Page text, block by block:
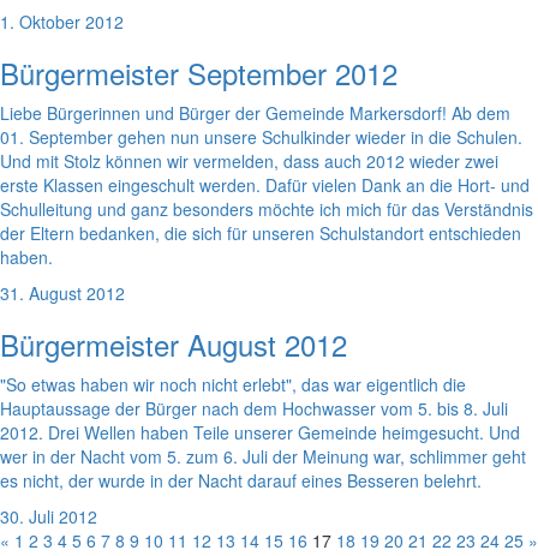
1. Oktober 2012
Bürgermeister September 2012
Liebe Bürgerinnen und Bürger der Gemeinde Markersdorf! Ab dem
01. September gehen nun unsere Schulkinder wieder in die Schulen.
Und mit Stolz können wir vermelden, dass auch 2012 wieder zwei
erste Klassen eingeschult werden. Dafür vielen Dank an die Hort- und
Schulleitung und ganz besonders möchte ich mich für das Verständnis
der Eltern bedanken, die sich für unseren Schulstandort entschieden
haben.
31. August 2012
Bürgermeister August 2012
"So etwas haben wir noch nicht erlebt", das war eigentlich die
Hauptaussage der Bürger nach dem Hochwasser vom 5. bis 8. Juli
2012. Drei Wellen haben Teile unserer Gemeinde heimgesucht. Und
wer in der Nacht vom 5. zum 6. Juli der Meinung war, schlimmer geht
es nicht, der wurde in der Nacht darauf eines Besseren belehrt.
30. Juli 2012
« 1 2 3 4 5 6 7 8 9 10 11 12 13 14 15 16 17 18 19 20 21 22 23 24 25 »